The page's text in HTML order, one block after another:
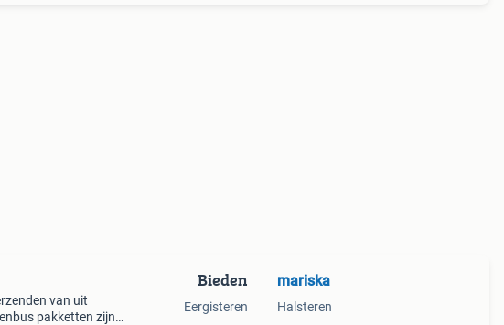
van uit
pakketten zijn
Bieden
Eergisteren
mariska
Halsteren